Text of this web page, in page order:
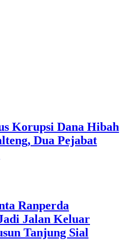
Korupsi Dana Hibah
Dua Pejabat
Ranperda
Jalan Keluar
Tanjung Sial